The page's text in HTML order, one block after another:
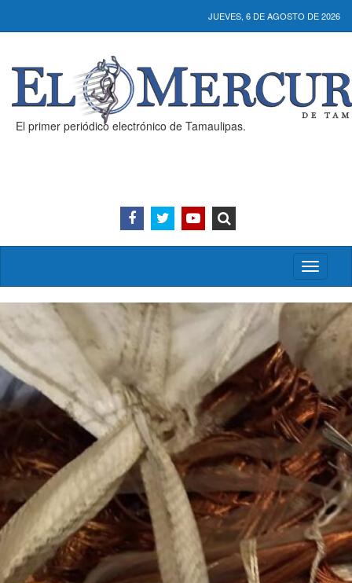
JUEVES, 6 DE AGOSTO DE 2026
El primer periódico electrónico de Tamaulipas.
Activar/
menú